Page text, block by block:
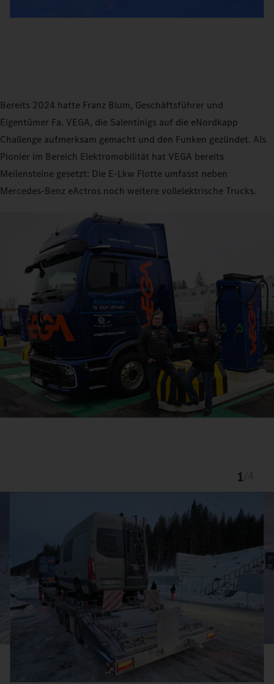
Bereits 2024 hatte Franz Blum, Geschäftsführer und
Eigentümer Fa. VEGA, die Salentinigs auf die eNordkapp
Challenge aufmerksam gemacht und den Funken gezündet. Als
Pionier im Bereich Elektromobilität hat VEGA bereits
Meilensteine gesetzt: Die E-Lkw Flotte umfasst neben
Mercedes‑Benz eActros noch weitere vollelektrische Trucks.
1